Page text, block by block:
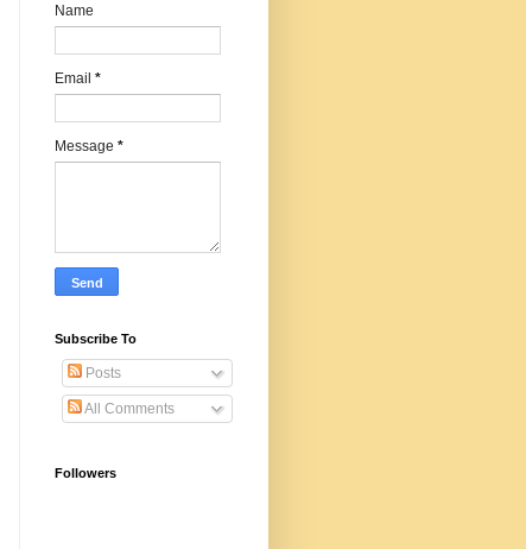
Name
Email *
Message *
Subscribe To
Posts
All Comments
Followers